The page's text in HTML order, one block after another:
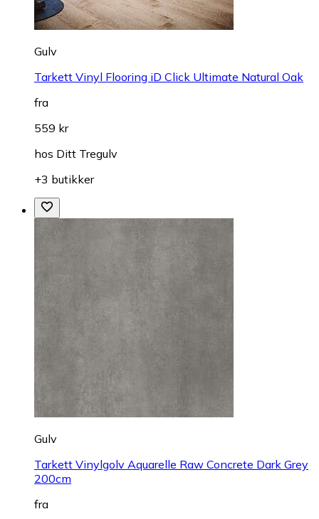
Gulv
Tarkett Vinyl Flooring iD Click Ultimate Natural Oak
fra
559 kr
hos Ditt Tregulv
+3 butikker
Gulv
Tarkett Vinylgolv Aquarelle Raw Concrete Dark Grey
200cm
fra